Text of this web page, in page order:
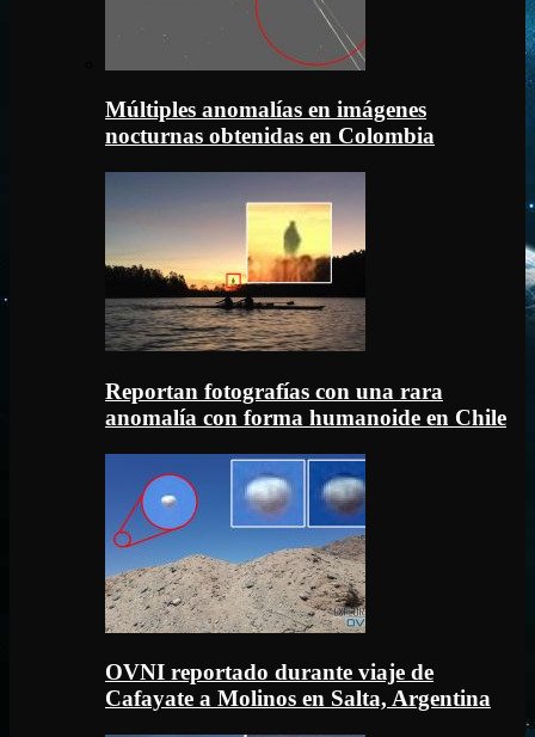
Múltiples anomalías en imágenes
nocturnas obtenidas en Colombia
Reportan fotografías con una rara
anomalía con forma humanoide en Chile
OVNI reportado durante viaje de
Cafayate a Molinos en Salta, Argentina